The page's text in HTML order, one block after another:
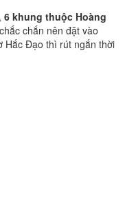
6 khung thuộc Hoàng
chắn nên đặt vào
Hắc Đạo thì rút ngắn thời